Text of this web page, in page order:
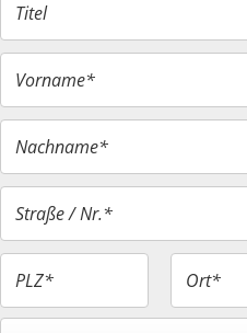
Titel
Vorname*
Nachname*
Straße / Nr.*
PLZ* Ort*